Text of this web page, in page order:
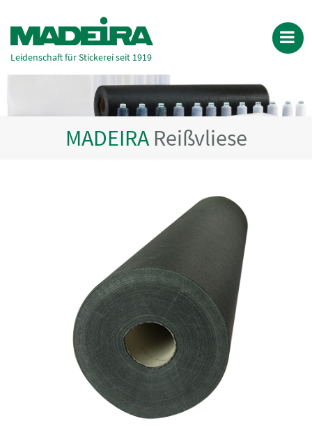
Leidenschaft für Stickerei seit 1919
MADEIRA Reißvliese